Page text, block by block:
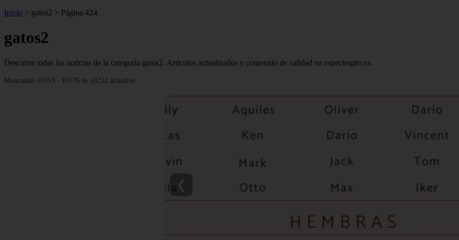
Inicio > gatos2 > Página 424
gatos2
Descubre todas las noticias de la categoría gatos2. Artículos actualizados y contenido de calidad en especiespro.es.
Mostrando 10153 - 10176 de 10232 artículos